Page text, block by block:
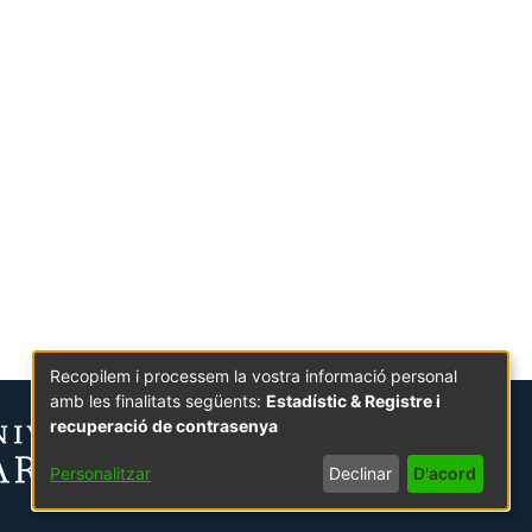
Recopilem i processem la vostra informació personal
amb les finalitats següents: Estadístic & Registre i
recuperació de contrasenya
Personalitzar Declinar D'acord